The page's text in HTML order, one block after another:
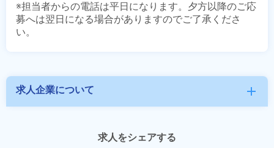
※担当者からの電話は平日になります。夕方以降のご応
募へは翌日になる場合がありますのでご了承くださ
求人企業について add
求人をシェアする